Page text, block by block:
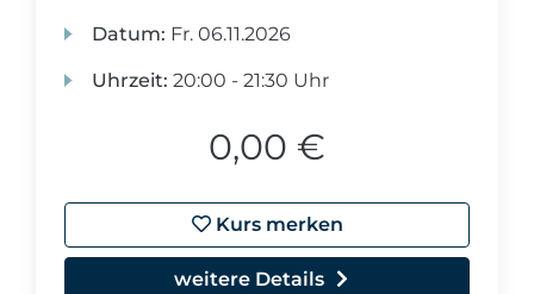
Datum: Fr. 06.11.2026
Uhrzeit: 20:00 - 21:30 Uhr
0,00 €
Kurs merken
weitere Details